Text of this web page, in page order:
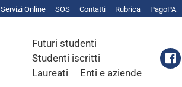
Servizi Online SOS Contatti Rubrica PagoPA
Futuri studenti
Studenti iscritti
Laureati
Enti e aziende